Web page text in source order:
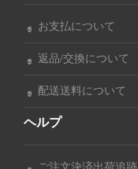
お支払について
返品/交換について
配送送料について
ヘルプ